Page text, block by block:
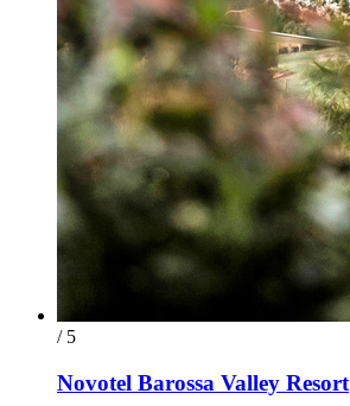
/ 5
Novotel Barossa Valley Resort